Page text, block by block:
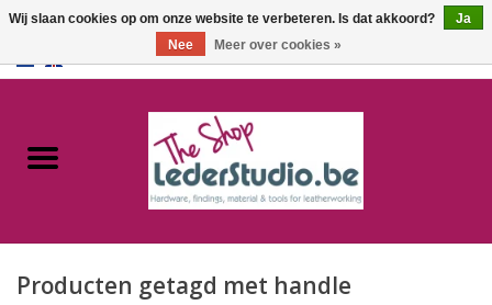
Catalogus
FAQ
Producten getagd met handle
Wij slaan cookies op om onze website te verbeteren. Is dat akkoord?
Ja
Nee
Meer over cookies »